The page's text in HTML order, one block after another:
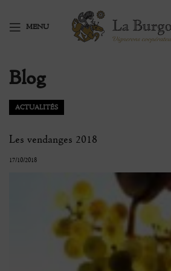
MENU
Blog
ACTUALITÉS
Les vendanges 2018
17/10/2018